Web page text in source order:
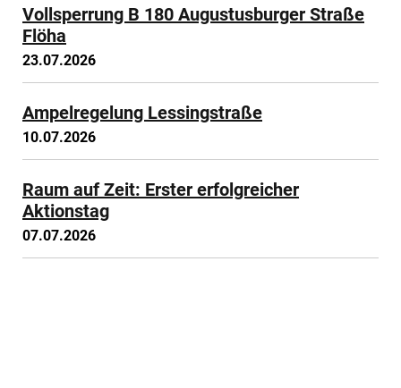
Vollsperrung B 180 Augustusburger Straße
Flöha
23.07.2026
Ampelregelung Lessingstraße
10.07.2026
Raum auf Zeit: Erster erfolgreicher
Aktionstag
07.07.2026